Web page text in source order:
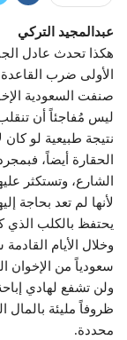
عبدالمجيد التركي
هكذا تحدث عادل
الأولى ضرب
صنفت السعودية
ليس مُفاجئاً أن
نتيجة طبيعية لو
الحقارة أيضاً،
الشارع، وتستكثر
لأنها لم تعد بحاجة
يحتفظ بالكلب
وخلال الأيام
سعودياً من الإخوان
ولن تشفع لهادي
ظروفاً مليئة بالمال
محددة.